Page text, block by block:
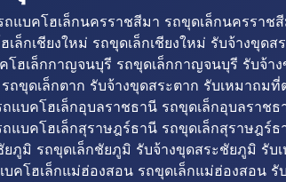
แบคโฮเล็กนครราชสีมา รถขุดเล็กนครรา
ล็กเชียงใหม่ รถขุดเล็กเชียงใหม่ รับจ้างขุดส
ฮเล็กกาญจนบุรี รถขุดเล็กกาญจนบุรี รับจ้
ถขุดเล็กตาก รับจ้างขุดสระตาก รับเหมาถมที่
แบคโฮเล็กอุบลราชธานี รถขุดเล็กอุบลราช
แบคโฮเล็กสุราษฎร์ธานี รถขุดเล็กสุราษฎร์
ภูมิ รถขุดเล็กชัยภูมิ รับจ้างขุดสระชัยภูมิ รับ
คโฮเล็กแม่ฮ่องสอน รถขุดเล็กแม่ฮ่องสอน